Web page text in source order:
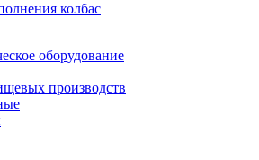
колбас
оборудование
производств